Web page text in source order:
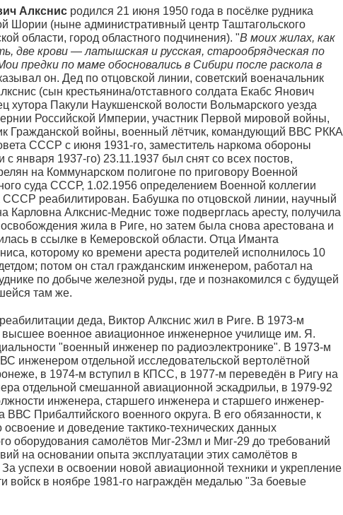
Алкснисродился 21 июня 1950 года в посёлке рудника
Шории (ныне административный центр Таштагольского
области, город областного подчинения). "В моих жилах, как
две крови — латышская и русская, старообрядческая по
предки по маме обосновались в Сибири после раскола в
он. Дед по отцовской линии, советский военачальник
(сын крестьянина/отставного солдата Екабс Янович
хутора Пакули Наукшенской волости Вольмарского уезда
Российской Империи, участник Первой мировой войны,
Гражданской войны, военный лётчик, командующий ВВС РККА
СССР с июня 1931-го, заместитель наркома обороны
января 1937-го) 23.11.1937 был снят со всех постов,
на Коммунарском полигоне по приговору Военной
суда СССР, 1.02.1956 определением Военной коллегии
СССР реабилитирован. Бабушка по отцовской линии, научный
Карловна Алкснис-Меднис тоже подверглась аресту, получила
жила в Риге, но затем была снова арестована и
в ссылке в Кемеровской области. Отца Иманта
которому ко времени ареста родителей исполнилось 10
потом он стал гражданским инженером, работал на
по добыче железной руды, где и познакомился с будущей
там же.
деда, Виктор Алкснис жил в Риге. В 1973-м
высшее военное авиационное инженерное училище им. Я.
"военный инженер по радиоэлектронике". В 1973-м
инженером отдельной исследовательской вертолётной
в 1974-м вступил в КПСС, в 1977-м переведён в Ригу на
отдельной смешанной авиационной эскадрильи, в 1979-92
инженера, старшего инженера и старшего инженер-
ВВС Прибалтийского военного округа. В его обязанности, к
и доведение тактико-технических данных
оборудования самолётов Миг-23мл и Миг-29 до требований
на основании опыта эксплуатации этих самолётов в
успехи в освоении новой авиационной техники и укрепление
войск в ноябре 1981-го награждён медалью "За боевые